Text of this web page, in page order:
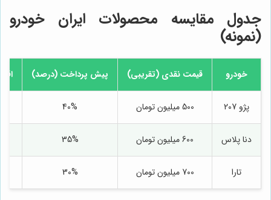
جدول مقایسه محصولات ایران خودرو
(نمونه)
خودرو قیمت نقدی (تقریبی) پیش پرداخت (درصد)
پژو 207 500 میلیون تومان 40%
دنا پلاس 600 میلیون تومان 35%
تارا 700 میلیون تومان 30%